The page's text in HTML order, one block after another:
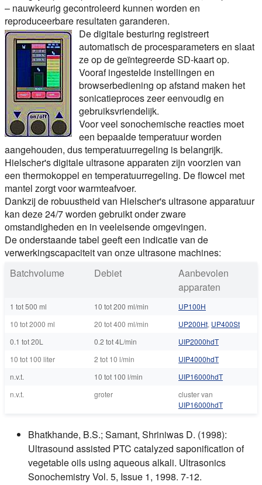
– nauwkeurig gecontroleerd kunnen worden en
reproduceerbare resultaten garanderen.
De digitale besturing registreert
automatisch de procesparameters en slaat
ze op de geïntegreerde SD-kaart op.
Vooraf ingestelde instellingen en
browserbediening op afstand maken het
sonicatieproces zeer eenvoudig en
gebruiksvriendelijk.
Voor veel sonochemische reacties moet
een bepaalde temperatuur worden
aangehouden, dus temperatuurregeling is belangrijk.
Hielscher's digitale ultrasone apparaten zijn voorzien van
een thermokoppel en temperatuurregeling. De flowcel met
mantel zorgt voor warmteafvoer.
Dankzij de robuustheid van Hielscher's ultrasone apparatuur
kan deze 24/7 worden gebruikt onder zware
omstandigheden en in veeleisende omgevingen.
De onderstaande tabel geeft een indicatie van de
verwerkingscapaciteit van onze ultrasone machines:
Batchvolume
Debiet
Aanbevolen
apparaten
1 tot 500 ml 10 tot 200 ml/min
UP100H
10 tot 2000 ml
20 tot 400 ml/min UP200Ht, UP400St
0.1 tot 20L
0.2 tot 4L/min
UIP2000hdT
10 tot 100 liter
2 tot 10 l/min
UIP4000hdT
n.v.t.
10 tot 100 l/min
UIP16000hdT
n.v.t.
groter
cluster van
UIP16000hdT
Bhatkhande, B.S.; Samant, Shriniwas D. (1998):
Ultrasound assisted PTC catalyzed saponification of
vegetable oils using aqueous alkali. Ultrasonics
Sonochemistry Vol. 5, Issue 1, 1998. 7-12.